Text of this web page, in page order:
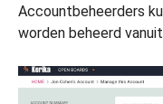
Accountbeheerders
worden beheerd